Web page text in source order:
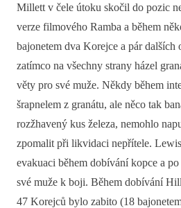
Millett v čele útoku skočil do pozic
verze filmového Ramba a během
bajonetem dva Korejce a pár dalších
zatímco na všechny strany házel
věty pro své muže. Někdy během
šrapnelem z granátu, ale něco tak
rozžhavený kus železa, nemohlo
zpomalit při likvidaci nepřítele.
evakuaci během dobívání kopce a
své muže k boji. Během dobívání
47 Korejců bylo zabito (18